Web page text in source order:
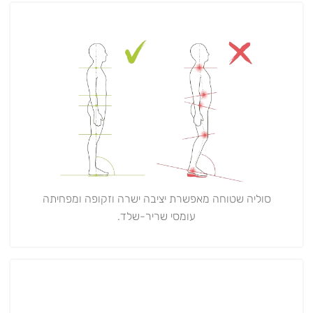
סוליה שטוחה מאפשרת יציבה ישרה וזקופה ומפחיתה
עומסי שריר-שלד.